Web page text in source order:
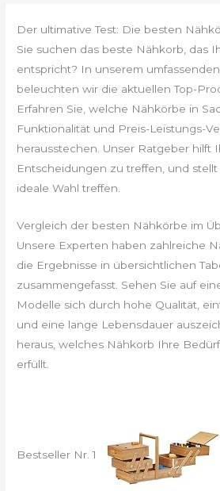
Der ultimative Test: Die besten
Sie suchen das beste Nähkorb, das
entspricht? In unserem
beleuchten wir die aktuellen Top-
Erfahren Sie, welche Nähkörbe in
Funktionalität und Preis-Leistungs-
herausstechen. Unser Ratgeber hilft
Entscheidungen zu treffen, und stellt
ideale Wahl treffen.
Vergleich der besten Nähkörbe im
Unsere Experten haben zahlreiche
die Ergebnisse in übersichtlichen
zusammengefasst. Sehen Sie auf
Modelle sich durch hohe Qualität,
und eine lange Lebensdauer
heraus, welches Nähkorb Ihre
erfüllt.
Bestseller Nr. 1